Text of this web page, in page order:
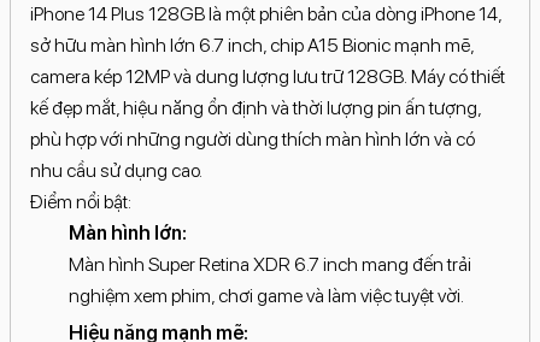
iPhone 14 Plus 128GB là một phiên bản của dòng iPhone 14,
sở hữu màn hình lớn 6.7 inch, chip A15 Bionic mạnh mẽ,
camera kép 12MP và dung lượng lưu trữ 128GB. Máy có thiết
kế đẹp mắt, hiệu năng ổn định và thời lượng pin ấn tượng,
phù hợp với những người dùng thích màn hình lớn và có
nhu cầu sử dụng cao.
Điểm nổi bật:
Màn hình lớn:
Màn hình Super Retina XDR 6.7 inch mang đến trải
nghiệm xem phim, chơi game và làm việc tuyệt vời.
Hiệu năng mạnh mẽ: